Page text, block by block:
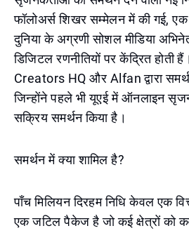
फॉलोअर्स शिखर सम्मेलन में की गई, एक
दुनिया के अग्रणी सोशल मीडिया
डिजिटल रणनीतियों पर केंद्रित होती
Creators HQ और Alfan द्वारा
जिन्होंने पहले भी यूएई में ऑनलाइन
सक्रिय समर्थन किया है।
समर्थन में क्या शामिल है?
पाँच मिलियन दिरहम निधि केवल एक
एक जटिल पैकेज है जो कई क्षेत्रों को